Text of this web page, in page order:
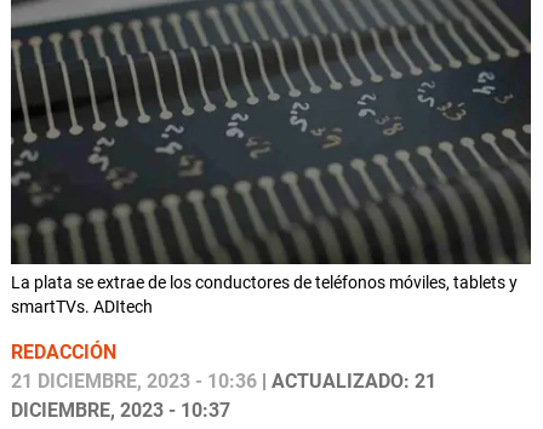
La plata se extrae de los conductores de teléfonos móviles, tablets y
smartTVs. ADItech
REDACCIÓN
21 DICIEMBRE, 2023 - 10:36 | ACTUALIZADO: 21
DICIEMBRE, 2023 - 10:37